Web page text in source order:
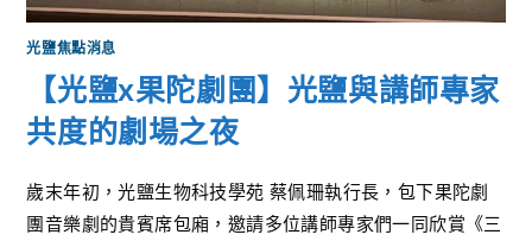
光鹽焦點消息
【光鹽x果陀劇團】光鹽與講師專家
共度的劇場之夜
歲末年初，光鹽生物科技學苑 蔡佩珊執行長，包下果陀劇
團音樂劇的貴賓席包廂，邀請多位講師專家們一同欣賞《三